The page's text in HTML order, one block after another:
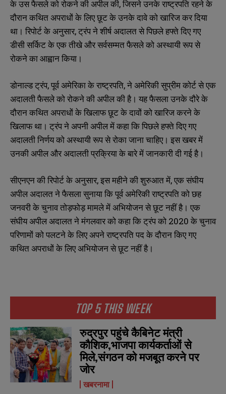
N
N
TOP 5 THIS WEEK
रुद्रपुर पहुंचे कैबिनेट मंत्री
कौशिक,भाजपा कार्यकर्ताओं से
मिले,संगठन को मजबूत करने पर
जोर
खबरनामा
के उस फैसले को रोकने की अपील की, जिसने उनके राष्ट्रपति रहने के
दौरान कथित अपराधों के लिए छूट के उनके दावे को खारिज कर दिया
था। रिपोर्ट के अनुसार, ट्रंप ने शीर्ष अदालत से पिछले हफ्ते दिए गए
डीसी सर्किट के एक तीखे और सर्वसम्मत फैसले को अस्थायी रूप से
रोकने का आह्वान किया।
डोनाल्ड ट्रंप, पूर्व अमेरिका के राष्ट्रपति, ने अमेरिकी सुप्रीम कोर्ट से एक
अदालती फैसले को रोकने की अपील की है। यह फैसला उनके दौरे के
दौरान कथित अपराधों के खिलाफ छूट के दावों को खारिज करने के
खिलाफ था। ट्रंप ने अपनी अपील में कहा कि पिछले हफ्ते दिए गए
अदालती निर्णय को अस्थायी रूप से रोका जाना चाहिए। इस खबर में
उनकी अपील और अदालती प्रक्रिया के बारे में जानकारी दी गई है।
सीएनएन की रिपोर्ट के अनुसार, इस महीने की शुरुआत में, एक संघीय
अपील अदालत ने फैसला सुनाया कि पूर्व अमेरिकी राष्ट्रपति को छह
जनवरी के चुनाव तोड़फोड़ मामले में अभियोजन से छूट नहीं है। एक
संघीय अपील अदालत ने मंगलवार को कहा कि ट्रंप को 2020 के चुनाव
परिणामों को पलटने के लिए अपने राष्ट्रपति पद के दौरान किए गए
कथित अपराधों के लिए अभियोजन से छूट नहीं है।